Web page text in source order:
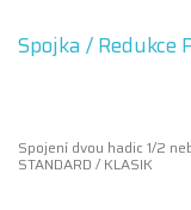
Spojka / Redukce
Spojení dvou hadic 1/2
STANDARD / KLASIK